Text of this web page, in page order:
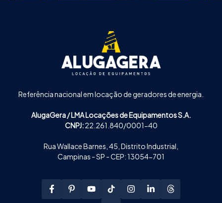
Referência nacional em locação de geradores de energia.
AlugaGera / LMA Locações de Equipamentos S.A.
CNPJ:22.261.840/0001-40
Rua Wallace Barnes, 45, Distrito Industrial,
Campinas - SP - CEP: 13054-701